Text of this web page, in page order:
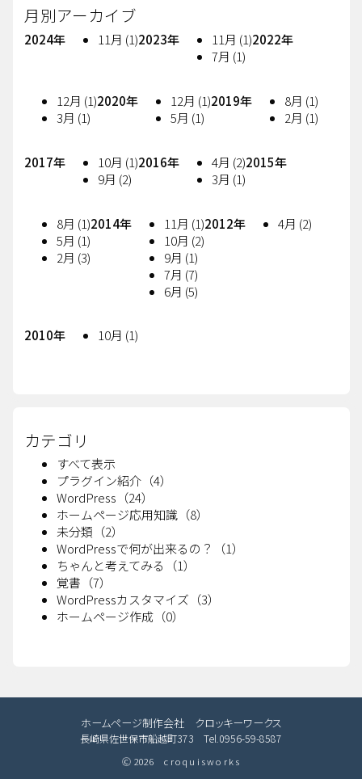
月別アーカイブ
2024年 11月 (1)2023年
11月 (1)
7月 (1)
2022年
12月 (1)
3月 (1)
2020年
12月 (1)
5月 (1)
2019年
8月 (1)
2月 (1)
2017年
10月 (1)
9月 (2)
2016年
4月 (2)
3月 (1)
2015年
8月 (1)
5月 (1)
2月 (3)
2014年
11月 (1)
10月 (2)
9月 (1)
7月 (7)
6月 (5)
2012年 4月 (2)
2010年 10月 (1)
カテゴリ
すべて表示
プラグイン紹介（4）
WordPress（24）
ホームページ応用知識（8）
未分類（2）
WordPressで何が出来るの？（1）
ちゃんと考えてみる（1）
覚書（7）
WordPressカスタマイズ（3）
ホームページ作成（0）
ホームページ制作会社 クロッキーワークス
長崎県佐世保市船越町373 Tel.0956-59-8587
2026 croquisworks